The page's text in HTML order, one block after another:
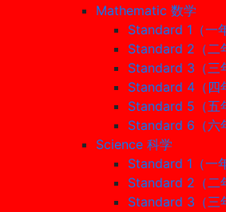
Mathematic 数学
Standard 1（一
Standard 2（二
Standard 3（三
Standard 4（四
Standard 5（五
Standard 6（六
Science 科学
Standard 1（一
Standard 2（二
Standard 3（三